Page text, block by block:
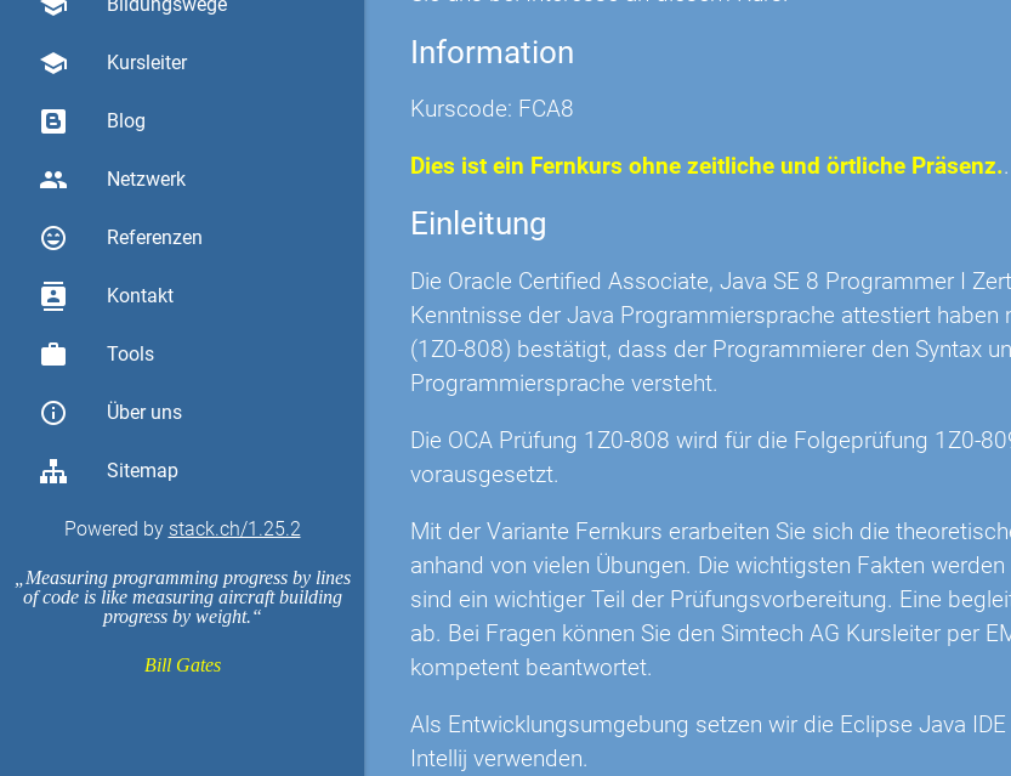
school Kursleiter
Blog
group Netzwerk
sentiment_very_satisfied Referenzen
contacts Kontakt
work Tools
info_outline Über uns
Sitemap
Powered by stack.ch/1.25.2
Measuring programming progress by lines
of code is like measuring aircraft building
progress by weight.
Bill Gates
Information
Kurscode: FCA8
Dies ist ein Fernkurs ohne zeitliche und örtliche Präsenz..
Einleitung
Die Oracle Certified Associate, Java SE 8 Programmer I
Kenntnisse der Java Programmiersprache attestiert
(1Z0-808) bestätigt, dass der Programmierer den Syntax
Programmiersprache versteht.
Die OCA Prüfung 1Z0-808 wird für die Folgeprüfung 1Z0-
vorausgesetzt.
Mit der Variante Fernkurs erarbeiten Sie sich die
anhand von vielen Übungen. Die wichtigsten Fakten
sind ein wichtiger Teil der Prüfungsvorbereitung. Eine
ab. Bei Fragen können Sie den Simtech AG Kursleiter per
kompetent beantwortet.
Als Entwicklungsumgebung setzen wir die Eclipse Java
Intellij verwenden.